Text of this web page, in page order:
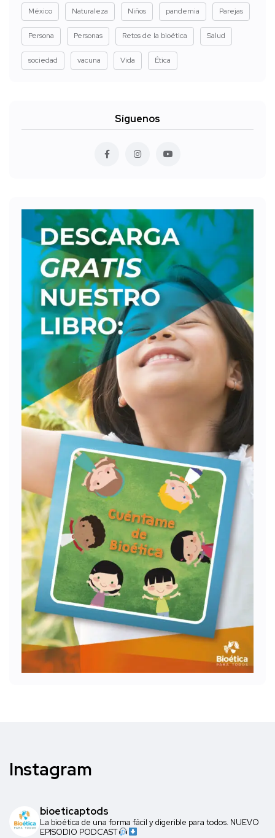
México Naturaleza Niños pandemia Parejas
Persona Personas Retos de la bioética Salud
sociedad vacuna Vida Ética
Síguenos
Instagram
bioeticaptods
La bioética de una forma fácil y digerible para todos. NUEVO
EPISODIO PODCAST